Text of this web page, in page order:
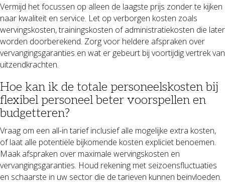
Vermijd het focussen op alleen de laagste prijs zonder te kijken
naar kwaliteit en service. Let op verborgen kosten zoals
wervingskosten, trainingskosten of administratiekosten die later
worden doorberekend. Zorg voor heldere afspraken over
vervangingsgaranties en wat er gebeurt bij voortijdig vertrek van
uitzendkrachten.
Hoe kan ik de totale personeelskosten bij
flexibel personeel beter voorspellen en
budgetteren?
Vraag om een all-in tarief inclusief alle mogelijke extra kosten,
of laat alle potentiële bijkomende kosten expliciet benoemen.
Maak afspraken over maximale wervingskosten en
vervangingsgaranties. Houd rekening met seizoensfluctuaties
en schaarste in uw sector die de tarieven kunnen beïnvloeden.